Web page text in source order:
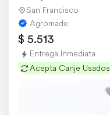
San Francisco
Agromade
$ 5.513
Entrega Inmediata
Acepta Canje Usados